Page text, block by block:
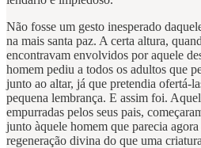
Não fosse um gesto inesperado
na mais santa paz. A certa altura,
encontravam envolvidos por aquele
homem pediu a todos os adultos que
junto ao altar, já que pretendia ofertá-
pequena lembrança. E assim foi.
empurradas pelos seus pais,
junto àquele homem que parecia
regeneração divina do que uma